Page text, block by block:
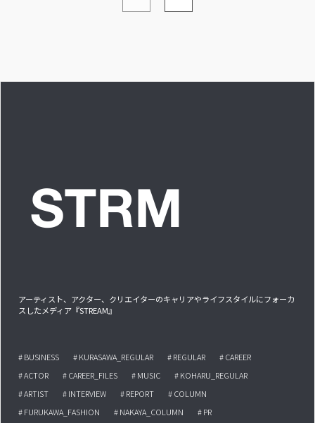
アーティスト、アクター、クリエイターのキャリアやライフスタイルにフォーカ
スしたメディア『STREAM』
# BUSINESS # KURASAWA_REGULAR # REGULAR
# CAREER
# ACTOR
# CAREER_FILES # MUSIC
# KOHARU_REGULAR
# ARTIST
# INTERVIEW # REPORT
# COLUMN
# FURUKAWA_FASHION
# NAKAYA_COLUMN # PR